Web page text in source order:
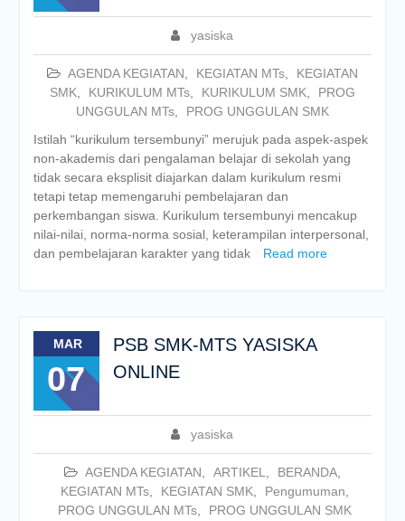
yasiska
AGENDA KEGIATAN KEGIATAN MTs,
KEGIATAN
SMK, KURIKULUM MTs, KURIKULUM SMK,
PROG
UNGGULAN MTs,
PROG UNGGULAN SMK
Istilah “kurikulum tersembunyi” merujuk pada aspek-aspek
non-akademis dari pengalaman belajar di sekolah yang
tidak secara eksplisit diajarkan dalam kurikulum resmi
tetapi tetap memengaruhi pembelajaran dan
perkembangan siswa. Kurikulum tersembunyi mencakup
nilai-nilai, norma-norma sosial, keterampilan interpersonal,
dan pembelajaran karakter yang tidak
Read more
MAR
07
PSB SMK-MTS YASISKA
ONLINE
yasiska
AGENDA KEGIATAN ARTIKEL BERANDA,
KEGIATAN MTs, KEGIATAN SMK, Pengumuman
PROG UNGGULAN MTs,
PROG UNGGULAN SMK